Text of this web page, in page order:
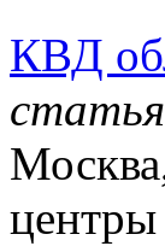
КВД
статья
центры